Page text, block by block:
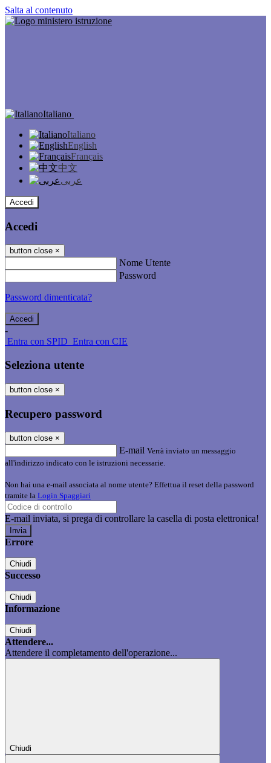
Salta al contenuto
Italiano
Italiano
English
Français
中文
عربى
Accedi
Accedi
button close ×
Nome Utente
Password
Password dimenticata?
-
Entra con SPID Entra con CIE
Seleziona utente
button close ×
Recupero password
button close ×
E-mail Verrà inviato un messaggio
all'indirizzo indicato con le istruzioni necessarie.
Non hai una e-mail associata al nome utente? Effettua il reset della password
tramite la Login Spaggiari
E-mail inviata, si prega di controllare la casella di posta elettronica!
Errore
Chiudi
Successo
Chiudi
Informazione
Chiudi
Attendere...
Attendere il completamento dell'operazione...
Chiudi